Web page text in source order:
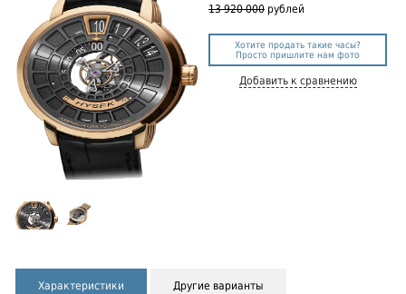
13 920 000 рублей
Хотите продать такие часы?
Просто пришлите нам фото
Добавить к сравнению
Характеристики Другие варианты